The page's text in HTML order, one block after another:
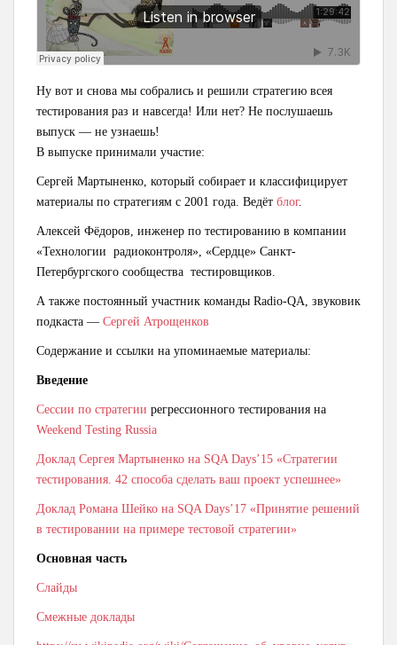
Ну вот и снова мы собрались и решили стратегию всея
тестирования раз и навсегда! Или нет? Не послушаешь
выпуск — не узнаешь!
В выпуске принимали участие:
Сергей Мартыненко, который собирает и классифицирует
материалы по стратегиям с 2001 года. Ведёт блог.
Алексей Фёдоров, инженер по тестированию в компании
«Технологии радиоконтроля», «Сердце» Санкт-
Петербургского сообщества тестировщиков.
А также постоянный участник команды Radio-QA, звуковик
подкаста — Сергей Атрощенков
Содержание и ссылки на упоминаемые материалы:
Введение
Сессии по стратегии регрессионного тестирования на
Weekend Testing Russia
Доклад Сергея Мартыненко на SQA Days’15 «Стратегии
тестирования. 42 способа сделать ваш проект успешнее»
Доклад Романа Шейко на SQA Days’17 «Принятие решений
в тестировании на примере тестовой стратегии»
Основная часть
Слайды
Смежные доклады